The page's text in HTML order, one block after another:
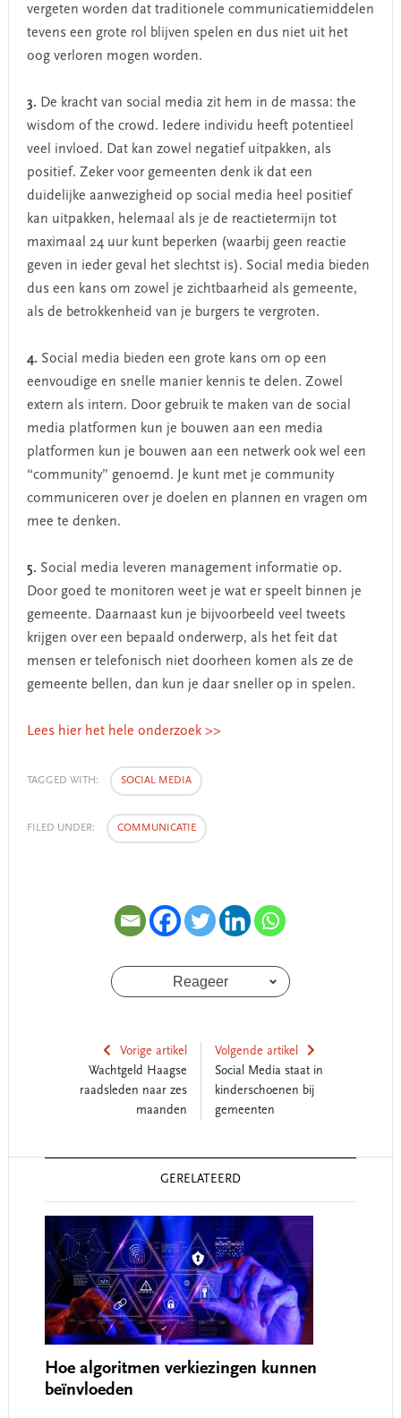
vergeten worden dat traditionele communicatiemiddelen
tevens een grote rol blijven spelen en dus niet uit het
oog verloren mogen worden.
3. De kracht van social media zit hem in de massa: the
wisdom of the crowd. Iedere individu heeft potentieel
veel invloed. Dat kan zowel negatief uitpakken, als
positief. Zeker voor gemeenten denk ik dat een
duidelijke aanwezigheid op social media heel positief
kan uitpakken, helemaal als je de reactietermijn tot
maximaal 24 uur kunt beperken (waarbij geen reactie
geven in ieder geval het slechtst is). Social media bieden
dus een kans om zowel je zichtbaarheid als gemeente,
als de betrokkenheid van je burgers te vergroten.
4. Social media bieden een grote kans om op een
eenvoudige en snelle manier kennis te delen. Zowel
extern als intern. Door gebruik te maken van de social
media platformen kun je bouwen aan een media
platformen kun je bouwen aan een netwerk ook wel een
“community” genoemd. Je kunt met je community
communiceren over je doelen en plannen en vragen om
mee te denken.
5. Social media leveren management informatie op.
Door goed te monitoren weet je wat er speelt binnen je
gemeente. Daarnaast kun je bijvoorbeeld veel tweets
krijgen over een bepaald onderwerp, als het feit dat
mensen er telefonisch niet doorheen komen als ze de
gemeente bellen, dan kun je daar sneller op in spelen.
Lees hier het hele onderzoek >>
TAGGED WITH: SOCIAL MEDIA
FILED UNDER: COMMUNICATIE
Reageer
Vorige artikel
Wachtgeld Haagse
raadsleden naar zes
maanden
Volgende artikel
Social Media staat in
kinderschoenen bij
gemeenten
GERELATEERD
Hoe algoritmen verkiezingen kunnen
beïnvloeden